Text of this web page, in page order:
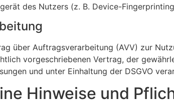
des Nutzers (z. B. Device-
über Auftragsverarbeitung (AVV) zur
vorgeschriebenen Vertrag, der
und unter Einhaltung der DSGVO
Hinweise und